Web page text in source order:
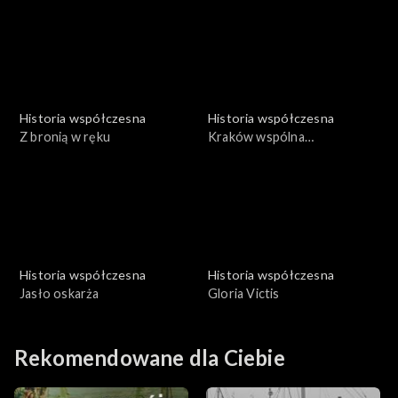
Historia współczesna
Z bronią w ręku
Historia współczesna
Kraków wspólna
Historia współczesna
Jasło oskarża
Historia współczesna
Gloria Victis
Rekomendowane dla Ciebie